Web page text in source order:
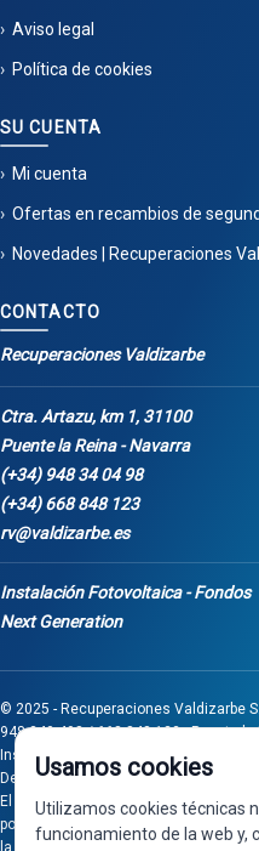
Aviso legal
Política de cookies
SU CUENTA
Mi cuenta
Ofertas en recambios de
Novedades | Recuperaciones
CONTACTO
Recuperaciones Valdizarbe
Ctra. Artazu, km 1, 31100
Puente la Reina - Navarra
(+34) 948 34 04 98
(+34) 668 848 123
rv@valdizarbe.es
Instalación Fotovoltaica - Fondos
Next Generation
© 2025 - Recuperaciones Valdizarbe
948 340 498 / 668 848 123 - Puente la
Inscrita en el Registro Mercantil de
Desarrollado porSeintosoft
El proyecto de inversión "0011-0558-
por Gobierno de Navarra al amparo
la inversión en pymes industriales
Usamos cookies
Utilizamos cookies técnicas
funcionamiento de la web y,